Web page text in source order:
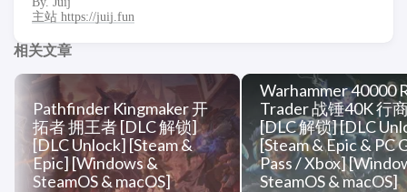
主站 https://juij.fun
相关文章
Pathfinder Kingmaker 开
拓者 拥王者 [DLC 解锁]
[DLC Unlock] [Steam &
Epic] [Windows &
SteamOS & macOS]
Warhammer 40000
Trader 战锤40K 行
[DLC 解锁] [DLC
[Steam & Epic & PC
Pass / Xbox]
SteamOS & macOS]